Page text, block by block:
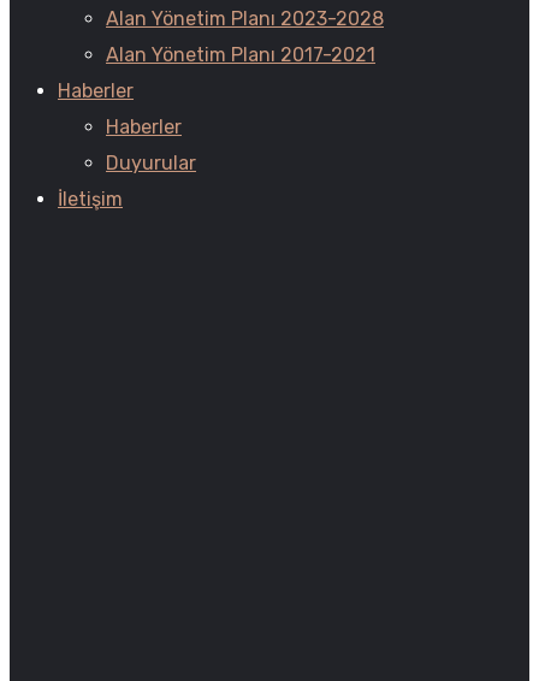
Alan Yönetim Planı 2023-2028
Alan Yönetim Planı 2017-2021
Haberler
Haberler
Duyurular
İletişim